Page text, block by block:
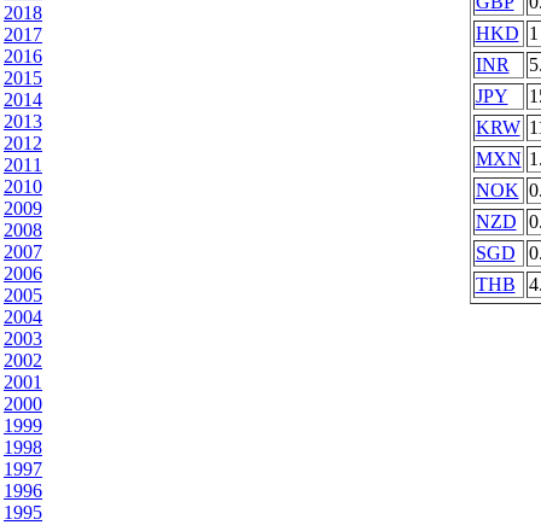
2018
2017
2016
2015
2014
2013
2012
2011
2010
2009
2008
2007
2006
2005
2004
2003
2002
2001
2000
1999
1998
1997
1996
1995
HKD 1
INR
JPY
KRW
MXN
NOK
NZD
SGD
THB